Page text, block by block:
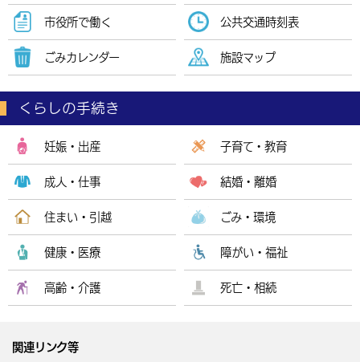
市役所で働く 公共交通時刻表
ごみカレンダー 施設マップ
くらしの手続き
妊娠・出産 子育て・教育
成人・仕事 結婚・離婚
住まい・引越 ごみ・環境
健康・医療 障がい・福祉
高齢・介護 死亡・相続
関連リンク等